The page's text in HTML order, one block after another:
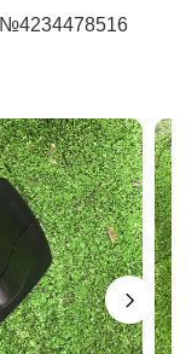
№4234478516